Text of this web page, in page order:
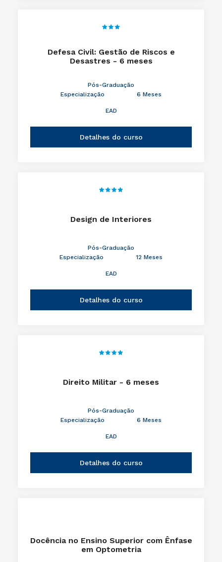
Defesa Civil: Gestão de Riscos e
Desastres - 6 meses
Pós-Graduação
Especialização
6 Meses
EAD
Detalhes do curso
Design de Interiores
Pós-Graduação
Especialização
12 Meses
EAD
Detalhes do curso
Direito Militar - 6 meses
Pós-Graduação
Especialização
6 Meses
EAD
Detalhes do curso
Docência no Ensino Superior com Ênfase
em Optometria